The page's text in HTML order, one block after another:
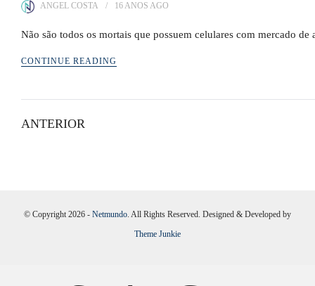
ANGEL COSTA 16 ANOS AGO
Não são todos os mortais que possuem celulares com mercado
CONTINUE READING
Paginação
ANTERIOR
© Copyright 2026 - Netmundo. All Rights Reserved. Designed & Developed by
Theme Junkie